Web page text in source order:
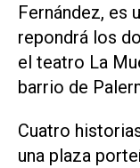
Fernández, es
repondrá los
el teatro La
barrio de
Cuatro
una plaza